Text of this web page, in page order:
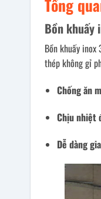
Tổng
Bồn khuấy
Bồn khuấy
thép không gỉ
Chống ăn
Chịu nhiệt
Dễ dàng